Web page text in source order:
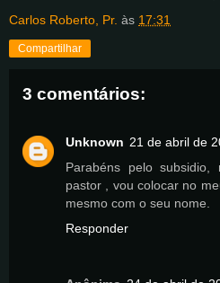
Carlos Roberto, Pr. às 17:31
Compartilhar
3 comentários:
Unknown 21 de abril de
Parabéns pelo subsidio,
pastor , vou colocar no
mesmo com o seu nome.
Responder